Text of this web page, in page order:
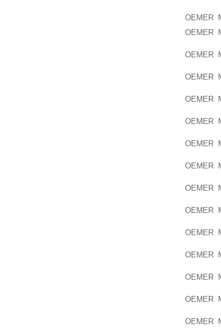
OEMER
OEMER
OEMER
OEMER
OEMER
OEMER
OEMER
OEMER
OEMER
OEMER
OEMER
OEMER
OEMER
OEMER
OEMER